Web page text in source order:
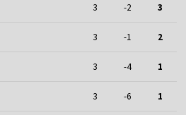
3 -2 3
3 -1 2
3 -4 1
3 -6 1